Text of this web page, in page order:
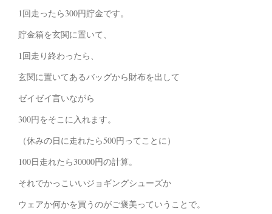
1回走ったら300円貯金です。
貯金箱を玄関に置いて、
1回走り終わったら、
玄関に置いてあるバッグから財布を出して
ゼイゼイ言いながら
300円をそこに入れます。
（休みの日に走れたら500円ってことに）
100日走れたら30000円の計算。
それでかっこいいジョギングシューズか
ウェアか何かを買うのがご褒美っていうことで。